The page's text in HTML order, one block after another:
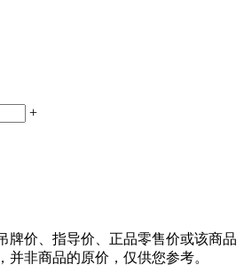
+
牌价、指导价、正品零售价或该商品
并非商品的原价，仅供您参考。